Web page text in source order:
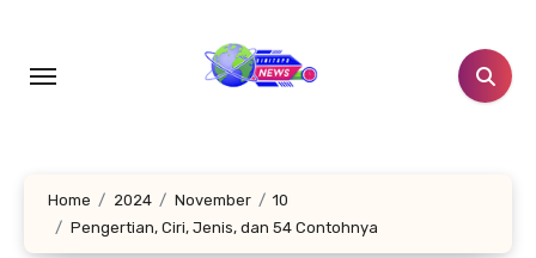
konten
Home 2024 November
10
Pengertian, Ciri, Jenis, dan 54 Contohnya